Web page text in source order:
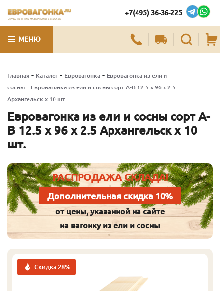
ЛУЧШИЕ ПИЛОМАТЕРИАЛЫ В МОСКВЕ
+7(495) 36-36-225
МЕНЮ
Главная - Каталог - Евровагонка - Евровагонка из ели и
сосны - Евровагонка из ели и сосны сорт А-В 12.5 x 96 x 2.5
Архангельск x 10 шт.
Евровагонка из ели и сосны сорт А-
В 12.5 x 96 x 2.5 Архангельск x 10
шт.
РАСПРОДАЖА СКЛАДА!
Дополнительная скидка 10%
от цены, указанной на сайте
на вагонку из ели и сосны
Скидка 28%